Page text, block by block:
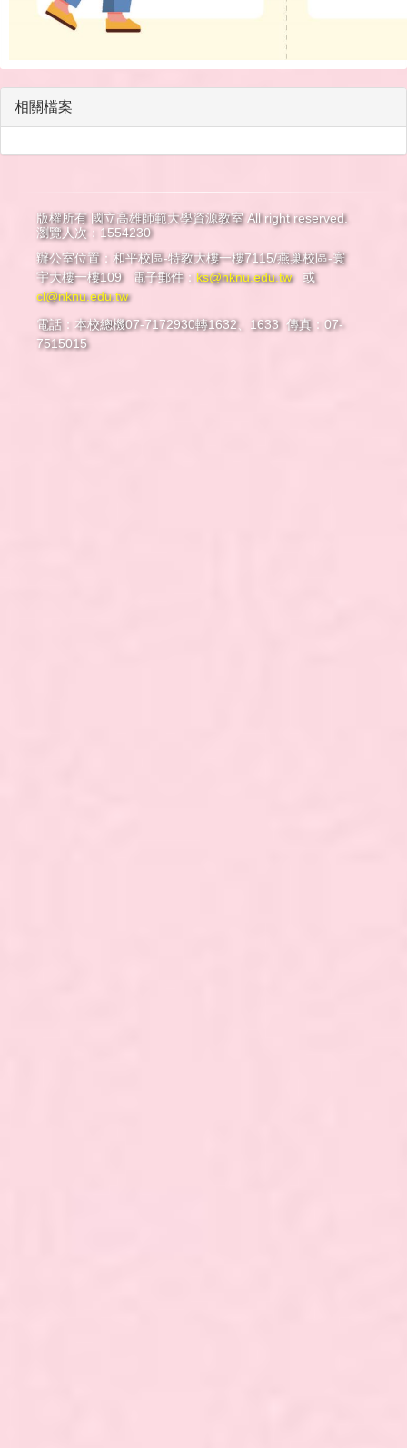
相關檔案
版權所有 國立高雄師範大學資源教室 All right reserved.
瀏覽人次：1554230
辦公室位置：和平校區-特教大樓一樓7115/燕巢校區-寰
宇大樓一樓109 電子郵件： ks@nknu.edu.tw 或
cl@nknu.edu.tw
電話：本校總機07-7172930轉1632、1633 傳真：07-
7515015